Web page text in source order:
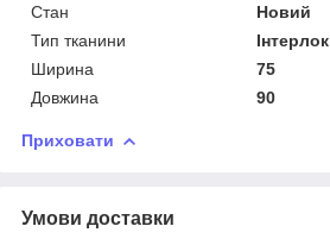
Стан
Новий
Тип тканини
Інтерлок
Ширина
75
Довжина
90
Приховати
Умови доставки